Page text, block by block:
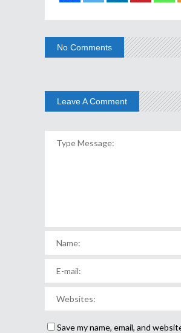
No Comments
Leave A Comment
Save my name, email, and